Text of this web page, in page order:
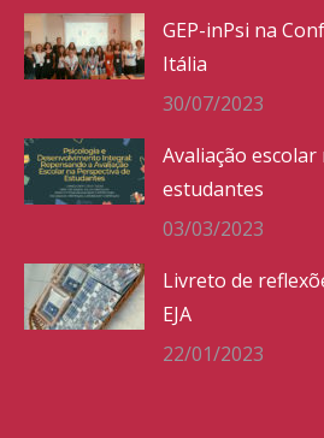
GEP-inPsi na
Itália
30/07/2023
Avaliação
estudantes
03/03/2023
Livreto de
EJA
22/01/2023